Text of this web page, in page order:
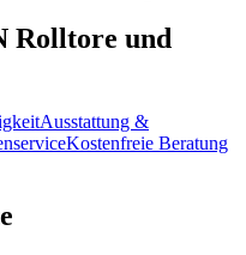
Rolltore und
Ausstattung &
Kostenfreie Beratung